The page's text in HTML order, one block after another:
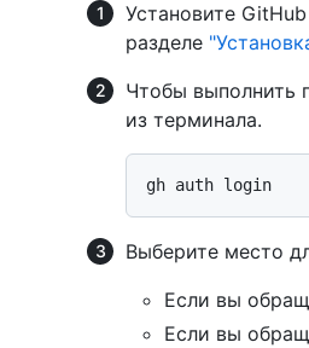
Установите
разделе
Чтобы выполнить
из терминала.
Выберите место
Если вы
Если вы